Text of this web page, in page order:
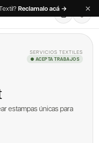
Reclamalo acá → ✕
SERVICIOS TEXTILES
● ACEPTA TRABAJOS
estampas únicas para